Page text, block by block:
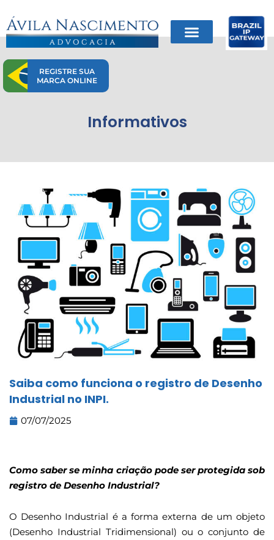
para
o
conteúdo
REGISTRE SUA
MARCA ONLINE
Informativos
Saiba como funciona o registro de Desenho
Industrial no INPI.
07/07/2025
Como saber se minha criação pode ser protegida sob
registro de Desenho Industrial?
O Desenho Industrial é a forma externa de um objeto
(Desenho Industrial Tridimensional) ou o conjunto de